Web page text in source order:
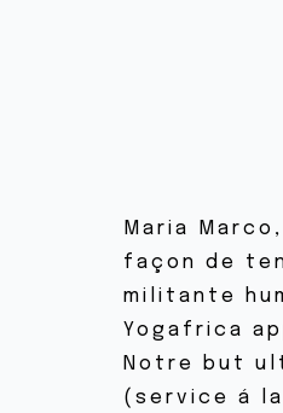
Maria
façon de
militante
Yogafrica
Notre but
(service á